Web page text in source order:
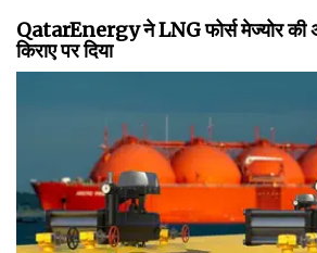
QatarEnergy ने LNG फोर्स मेज्योर की
किराए पर दिया